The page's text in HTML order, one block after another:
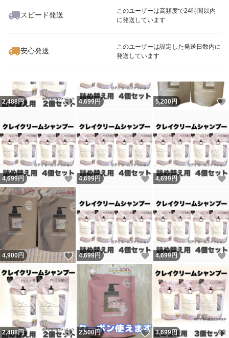
※お客様が立て込んだ場合は、処理に数時間いただくこと
タイプクリーム
配合成分クレイ・泥
種類シャンプー
タイプクリーム
配合成分クレイ・泥
種類シャンプー
タイプクリーム
配合成分クレイ・泥
スピード発送
このユーザーは高頻度で24時間以内
に発送しています
安心発送
このユーザーは設定した発送日数内に
発送しています
いいね！
5,000
2,488円 いいね！
4,699円 5,200円
4,699円 いいね！
4,699円 いいね！
4,699円
4,900円 いいね！
4,699円 いいね！
4,699円
2,488円 いいね！
2,500円 いいね！
3,699円